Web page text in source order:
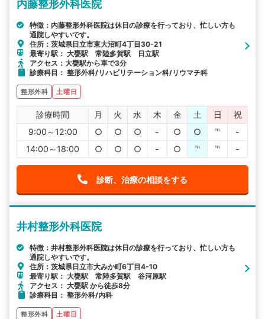
内藤整形外科医院
特徴：内藤整形外科医院は休日の診療を行っており、忙しい方も
通院しやすいです。
住所：茨城県日立市東大沼町4丁目30-21
最寄り駅： 大甕駅 常陸多賀駅 日立駅
アクセス：大甕駅から車で3分
診療科目： 整形外科/リハビリテーション科/リウマチ科
整形外科 土曜日
診療時間 月 火 水 木 金 土 日
祝
9:00～12:00
○ ○ ○ - ○ ○ ℡
-
14:00～18:00
○ ○ ○ - ○ ℡ ℡ -
診断、治療の相談をする
井村整形外科医院
特徴：井村整形外科医院は休日の診療を行っており、忙しい方も
通院しやすいです。
住所：茨城県日立市大みか町6丁目4-10
最寄り駅： 大甕駅 常陸多賀駅 谷河原駅
アクセス： 大甕駅 から徒歩8分
診療科目： 整形外科/内科
整形外科 土曜日